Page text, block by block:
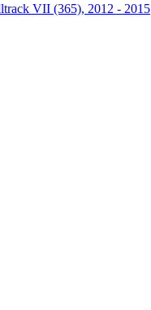
VII (365), 2012 - 2015